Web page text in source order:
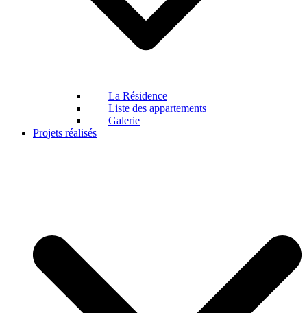
La Résidence
Liste des appartements
Galerie
Projets réalisés